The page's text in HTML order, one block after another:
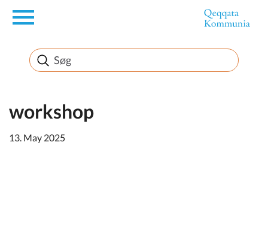
en
Borger
Erhverv
Politik
workshop
13. May 2025